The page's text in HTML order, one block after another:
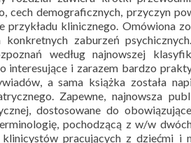
cech demograficznych, przyczyn
przykładu klinicznego. Omówiona
zaburzeń
według najnowszej
interesujące i zarazem bardzo
a sama książka została
Zapewne, najnowsza
dostosowane do
pochodzącą z w/w
klinicystów pracujących z dziećmi i